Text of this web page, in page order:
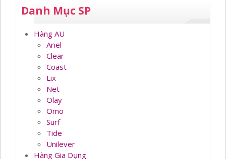
Danh Mục SP
Hàng AU
Ariel
Clear
Coast
Lix
Net
Olay
Omo
Surf
Tide
Unilever
Hàng Gia Dụng